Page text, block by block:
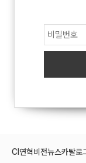
CI 연혁비전뉴스카탈로